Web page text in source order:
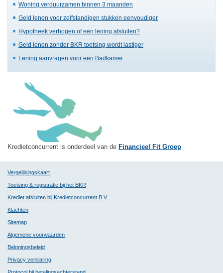
Woning verduurzamen binnen 3 maanden
Geld lenen voor zelfstandigen stukken eenvoudiger
Hypotheek verhogen of een lening afsluiten?
Geld lenen zonder BKR toetsing wordt lastiger
Lening aanvragen voor een Badkamer
Kredietconcurrent is onderdeel van de Financieel Fit Groep
Vergelijkingskaart
Toetsing & registratie bij het BKR
Krediet afsluiten bij Kredietconcurrent B.V.
Klachten
Sitemap
Algemene voorwaarden
Beloningsbeleid
Privacy verklaring
Protocol bij betalingsachterstand